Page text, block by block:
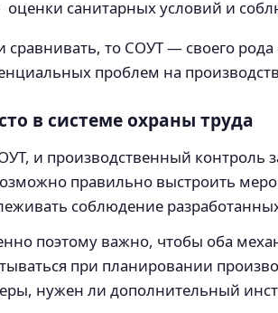
оценки санитарных условий и
сравнивать, то СОУТ — своего
проблем на
в системе охраны труда
и производственный контроль
правильно выстроить
соблюдение
поэтому важно, чтобы оба
при планировании
нужен ли дополнительный